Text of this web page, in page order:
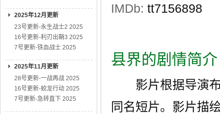
2025年12月更新
23号更新-永生战士2 2025
16号更新-利刃出鞘3 2025
7号更新-铁血战士 2025
2025年11月更新
28号更新-一战再战 2025
16号更新-蛟龙行动 2025
7号更新-急转直下 2025
IMDb: tt7156898
县界的剧情简介
影片根据导演布
同名短片。影片描